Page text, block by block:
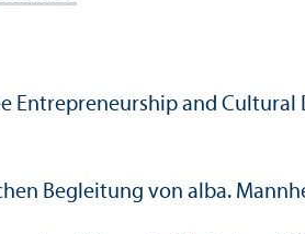
Entrepreneur­ship and
Begleitung von alba.